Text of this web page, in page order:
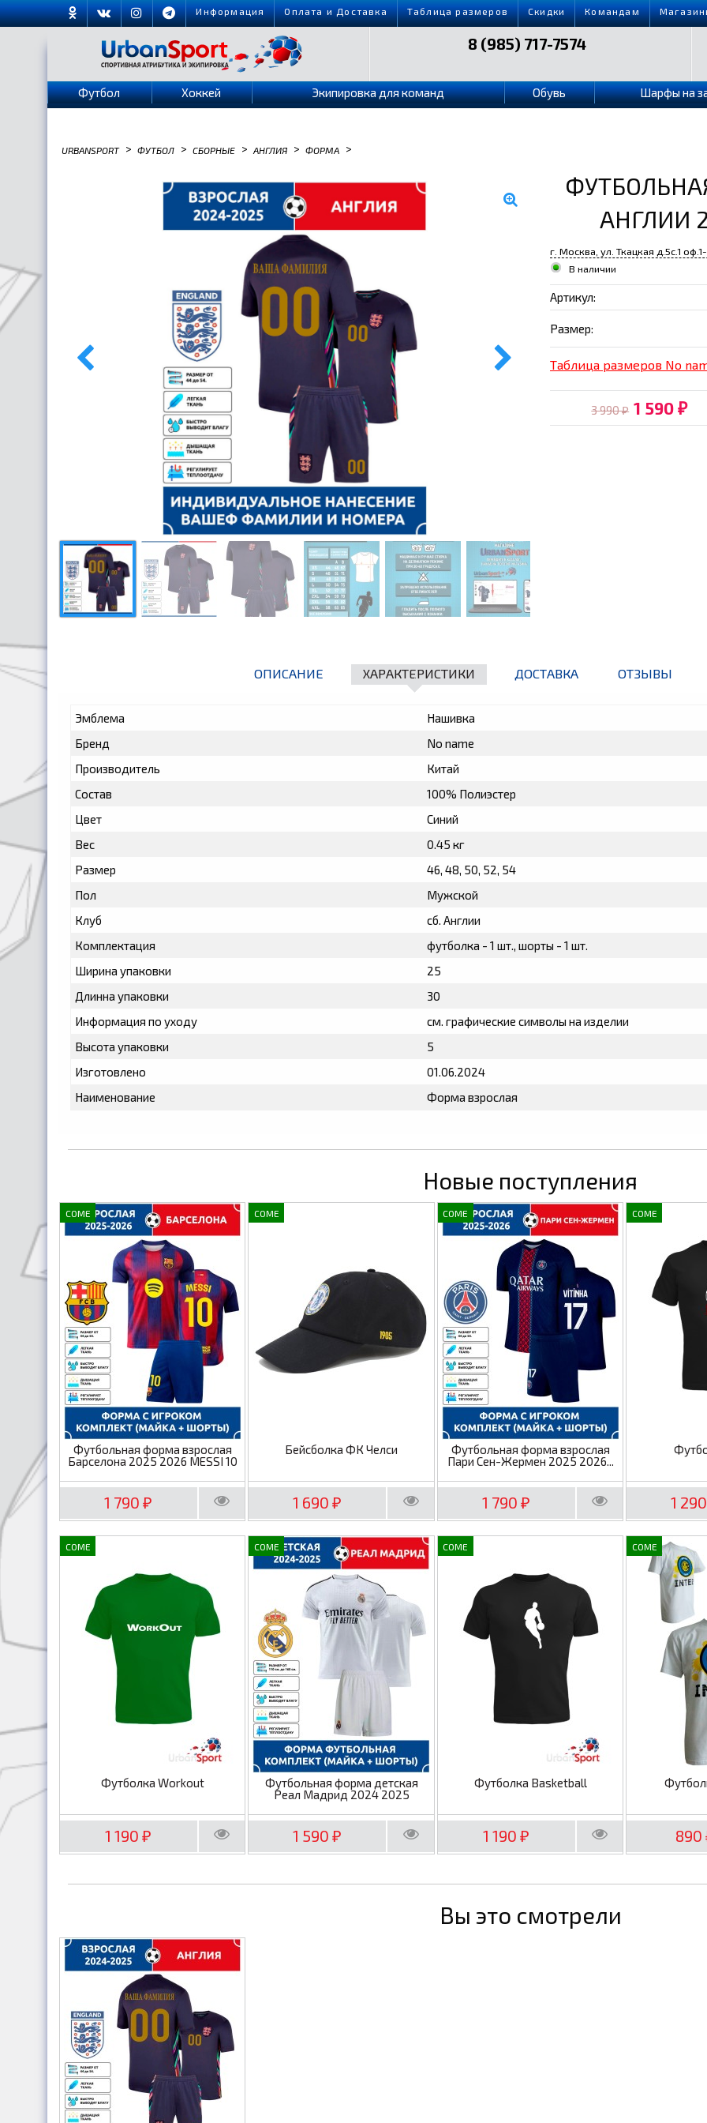
Информация Оплата и Доставка Таблица размеров Скидки Командам
8 (985) 717-7574
Футбол Хоккей Экипировка для команд Обувь Шарфы на
URBANSPORT > ФУТБОЛ > СБОРНЫЕ > АНГЛИЯ > ФОРМА >
АНГЛИИ
г. Москва, ул. Ткацкая д.5с.1
В наличии
Артикул:
Размер:
Таблица размеров No
3 990₽ 1 590₽
ОПИСАНИЕ ХАРАКТЕРИСТИКИ ДОСТАВКА ОТЗЫВЫ
Эмблема
Нашивка
Бренд
No name
Производитель
Китай
Состав
100% Полиэстер
Цвет
Синий
Вес
0.45 кг
Размер
46, 48, 50, 52, 54
Пол
Мужской
Клуб
сб. Англии
Комплектация
футболка - 1 шт., шорты - 1 шт.
Ширина упаковки
25
Длинна упаковки
30
Информация по уходу
см. графические символы на изделии
Высота упаковки
5
Изготовлено
01.06.2024
Наименование
Форма взрослая
Новые поступления
COME
Футбольная форма взрослая
Барселона 2025 2026 MESSI 10
1 790₽
COME
Бейсболка ФК Челси
1 690₽
COME
Футбольная форма взрослая
Пари Сен-Жермен 2025 2026...
1 790₽
COME
1
COME
Футболка Workout
1 190₽
COME
Футбольная форма детская
Реал Мадрид 2024 2025
1 590₽
COME
Футболка Basketball
1 190₽
COME
890
Вы это смотрели